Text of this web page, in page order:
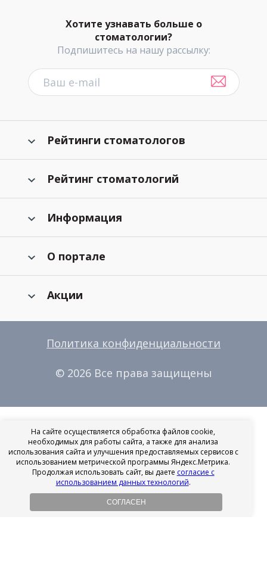
Хотите узнавать больше о
стоматологии?
Подпишитесь на нашу рассылку:
Рейтинги стоматологов
Рейтинг стоматологий
Информация
О портале
Акции
Политика конфиденциальности
© 2026 Все права защищены
На сайте осуществляется обработка файлов cookie,
необходимых для работы сайта, а также для анализа
использования сайта и улучшения предоставляемых сервисов с
использованием метрической программы Яндекс.Метрика.
Продолжая использовать сайт, вы даете согласие с
использованием данных технологий.
СОГЛАСЕН